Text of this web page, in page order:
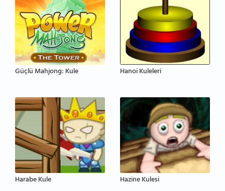
Güçlü Mahjong: Kule Hanoi Kuleleri
Harabe Kule Hazine Kulesi